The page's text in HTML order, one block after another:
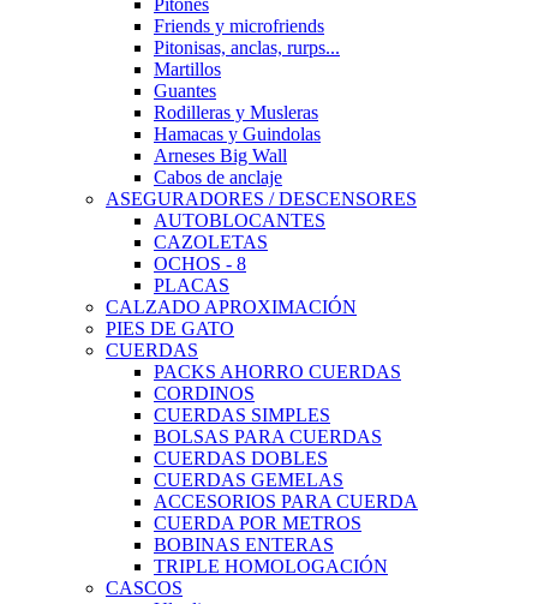
Pitones
Friends y microfriends
Pitonisas, anclas, rurps...
Martillos
Guantes
Rodilleras y Musleras
Hamacas y Guindolas
Arneses Big Wall
Cabos de anclaje
ASEGURADORES / DESCENSORES
AUTOBLOCANTES
CAZOLETAS
OCHOS - 8
PLACAS
CALZADO APROXIMACIÓN
PIES DE GATO
CUERDAS
PACKS AHORRO CUERDAS
CORDINOS
CUERDAS SIMPLES
BOLSAS PARA CUERDAS
CUERDAS DOBLES
CUERDAS GEMELAS
ACCESORIOS PARA CUERDA
CUERDA POR METROS
BOBINAS ENTERAS
TRIPLE HOMOLOGACIÓN
CASCOS